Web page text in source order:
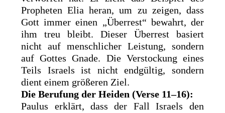
Propheten Elia heran, um zu zeigen, dass
Gott immer einen „Überrest“ bewahrt, der
ihm treu bleibt. Dieser Überrest basiert
nicht auf menschlicher Leistung, sondern
auf Gottes Gnade. Die Verstockung eines
Teils Israels ist nicht endgültig, sondern
dient einem größeren Ziel.
Die Berufung der Heiden (Verse 11–16):
Paulus erklärt, dass der Fall Israels den